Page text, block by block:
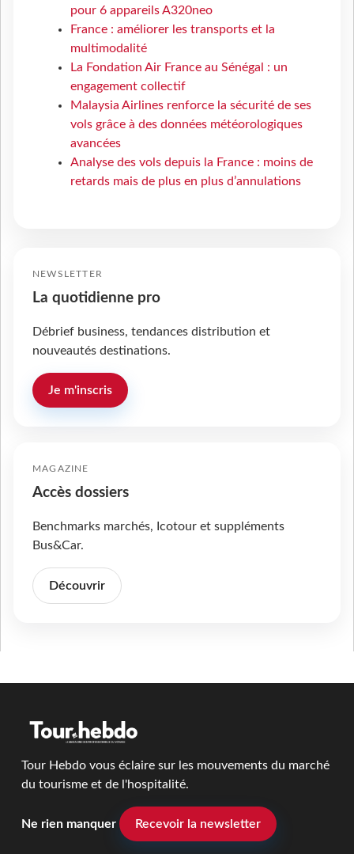
pour 6 appareils A320neo
France : améliorer les transports et la
multimodalité
La Fondation Air France au Sénégal : un
engagement collectif
Malaysia Airlines renforce la sécurité de ses
vols grâce à des données météorologiques
avancées
Analyse des vols depuis la France : moins de
retards mais de plus en plus d’annulations
NEWSLETTER
La quotidienne pro
Débrief business, tendances distribution et
nouveautés destinations.
Je m'inscris
MAGAZINE
Accès dossiers
Benchmarks marchés, Icotour et suppléments
Bus&Car.
Découvrir
Tour Hebdo vous éclaire sur les mouvements du marché
du tourisme et de l'hospitalité.
Ne rien manquer Recevoir la newsletter